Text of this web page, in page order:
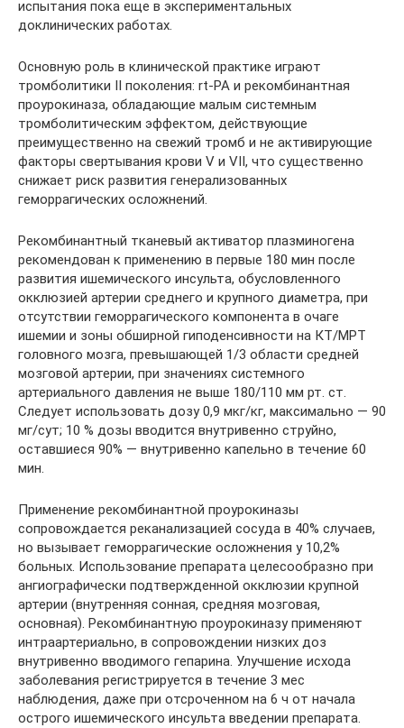
испытания пока еще в экспериментальных
доклинических работах.
Основную роль в клинической практике играют
тромболитики II поколения: rt-PA и рекомбинантная
проурокиназа, обладающие малым системным
тромболитическим эффектом, действующие
преимущественно на свежий тромб и не активирующие
факторы свертывания крови V и VII, что существенно
снижает риск развития генерализованных
геморрагических осложнений.
Рекомбинантный тканевый активатор плазминогена
рекомендован к применению в первые 180 мин после
развития ишемического инсульта, обусловленного
окклюзией артерии среднего и крупного диаметра, при
отсутствии геморрагического компонента в очаге
ишемии и зоны обширной гиподенсивности на КТ/МРТ
головного мозга, превышающей 1/3 области средней
мозговой артерии, при значениях системного
артериального давления не выше 180/110 мм рт. ст.
Следует использовать дозу 0,9 мкг/кг, максимально — 90
мг/сут; 10 % дозы вводится внутривенно струйно,
оставшиеся 90% — внутривенно капельно в течение 60
мин.
Применение рекомбинантной проурокиназы
сопровождается реканализацией сосуда в 40% случаев,
но вызывает геморрагические осложнения у 10,2%
больных. Использование препарата целесообразно при
ангиографически подтвержденной окклюзии крупной
артерии (внутренняя сонная, средняя мозговая,
основная). Рекомбинантную проурокиназу применяют
интраартериально, в сопровождении низких доз
внутривенно вводимого гепарина. Улучшение исхода
заболевания регистрируется в течение 3 мес
наблюдения, даже при отсроченном на 6 ч от начала
острого ишемического инсульта введении препарата.